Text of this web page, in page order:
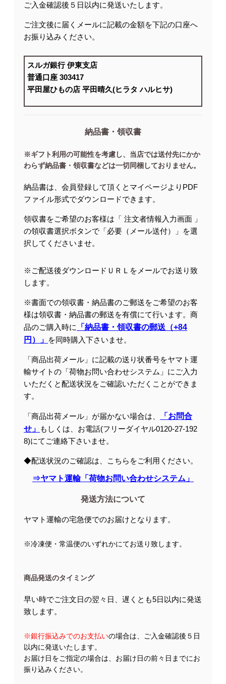
ご入金確認後５日以内に発送いたします。
ご注文後に届くメールに記載の金額を下記の口座へ
お振り込みください。
スルガ銀行 伊東支店
普通口座 303417
平田屋ひもの店 平田晴久(ヒラタ ハルヒサ)
納品書・領収書
※ギフト利用の可能性を考慮し、当店では送付先にかか
わらず納品書・領収書などは一切同梱しておりません。
納品書は、会員登録して頂くとマイページよりPDF
ファイル形式でダウンロードできます。
領収書をご希望のお客様は「 注文者情報入力画面 」
の領収書選択ボタンで「必要（メール送付）」を選
択してくださいませ。
※ご配送後ダウンロードＵＲＬをメールでお送り致
します。
※書面での領収書・納品書のご郵送をご希望のお客
様は領収書・納品書の郵送を有償にて行います。商
品のご購入時に
「納品書・領収書の郵送（+84
円）」 を同時購入下さいませ。
「商品出荷メール」に記載の送り状番号をヤマト運
輸サイトの「荷物お問い合わせシステム」にご入力
いただくと配送状況をご確認いただくことができま
す。
「商品出荷メール」が届かない場合は、
「お問合
せ」 もしくは、お電話(フリーダイヤル0120-27-192
8)にてご連絡下さいませ。
◆配送状況のご確認は、こちらをご利用ください。
⇒ヤマト運輸「荷物お問い合わせシステム」
発送方法について
ヤマト運輸の宅急便でのお届けとなります。
※冷凍便・常温便のいずれかにてお送り致します。
商品発送のタイミング
早い時でご注文日の翌々日、遅くとも5日以内に発送
致します。
※銀行振込みでのお支払いの場合は、ご入金確認後５日
以内に発送いたします。
お届け日をご指定の場合は、お届け日の前々日までにお
振り込みください。